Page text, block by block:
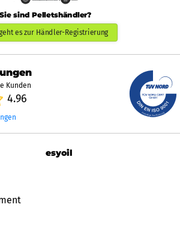
Sie sind Pelletshändler?
es zur Händler-Registrierung
Kunden
4.96
esyoil